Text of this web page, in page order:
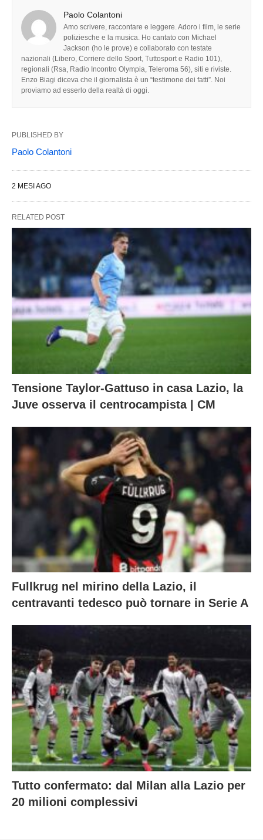
Paolo Colantoni
Amo scrivere, raccontare e leggere. Adoro i film, le serie
poliziesche e la musica. Ho cantato con Michael
Jackson (ho le prove) e collaborato con testate
nazionali (Libero, Corriere dello Sport, Tuttosport e Radio 101),
regionali (Rsa, Radio Incontro Olympia, Teleroma 56), siti e riviste.
Enzo Biagi diceva che il giornalista è un “testimone dei fatti”. Noi
proviamo ad esserlo della realtà di oggi.
PUBLISHED BY
Paolo Colantoni
2 MESI AGO
RELATED POST
Tensione Taylor-Gattuso in casa Lazio, la
Juve osserva il centrocampista | CM
Fullkrug nel mirino della Lazio, il
centravanti tedesco può tornare in Serie A
Tutto confermato: dal Milan alla Lazio per
20 milioni complessivi